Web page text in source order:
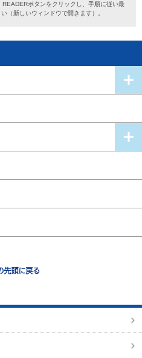
ボタンをクリックし、手順に従い最
（新しいウィンドウで開きます）。